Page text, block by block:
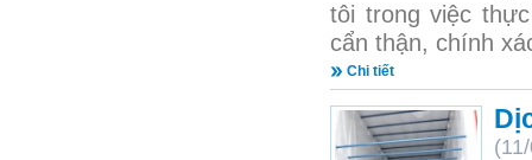
tôi trong việc
cẩn thận, chính
Chi tiết